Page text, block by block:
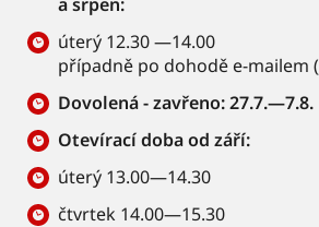
úterý 12.30 —14.00
případně po dohodě e-mailem (
Dovolená - zavřeno: 27.7.—7.8.
Otevírací doba od září:
úterý 13.00—14.30
čtvrtek 14.00—15.30